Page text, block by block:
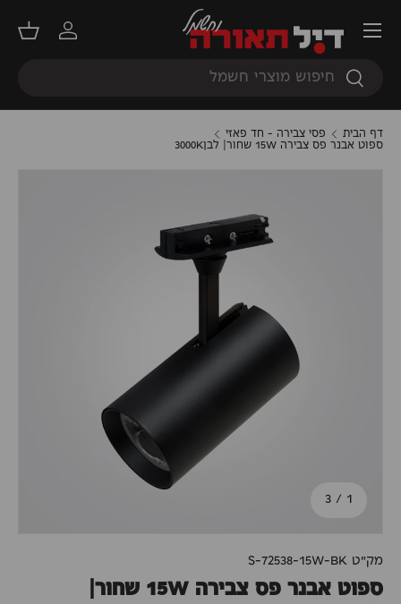
דילוג
חיפוש
חיפוש
התחברות
סל
תפריט
דף הבית
פסי צבירה - חד פאזי
ספוט אבנר פס צבירה 15W שחור| לבן3000K
1
/ מתוך
3
מק"ט S-72538-15W-BK
ספוט אבנר פס צבירה 15W שחור|